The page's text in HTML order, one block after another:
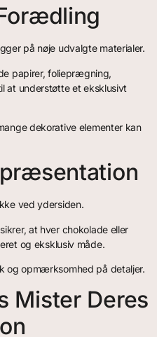
på nøje udvalgte materialer.
papirer, folieprægning,
at understøtte et eksklusivt
dekorative elementer kan
ved ydersiden.
at hver chokolade eller
og eksklusiv måde.
og opmærksomhed på detaljer.
Mister Deres